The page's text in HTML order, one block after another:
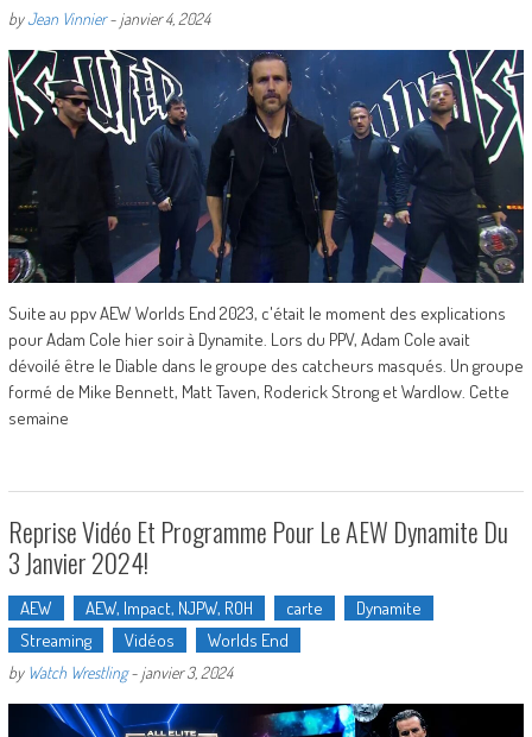
byJean Vinnier- janvier 4, 2024
Suite au ppv AEW Worlds End 2023, c'était le moment des explications
pour Adam Cole hier soir à Dynamite. Lors du PPV, Adam Cole avait
dévoilé être le Diable dans le groupe des catcheurs masqués. Un groupe
formé de Mike Bennett, Matt Taven, Roderick Strong et Wardlow. Cette
semaine
Reprise Vidéo Et Programme Pour Le AEW Dynamite Du
3 Janvier 2024!
AEW AEW, Impact, NJPW, ROH carte
Dynamite
Streaming
Vidéos Worlds End
by Watch Wrestling- janvier 3, 2024